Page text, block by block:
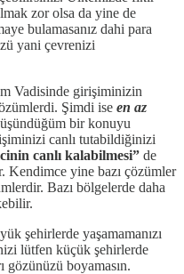
zor olsa da yine de
bulamasanız dahi para
yani çevrenizi
Vadisinde girişiminizin
Şimdi ise en az
bir konuyu
canlı tutabildiğinizi
canlı kalabilmesi” de
yine bazı çözümler
Bazı bölgelerde daha
şehirlerde yaşamamanızı
lütfen küçük şehirlerde
gözünüzü boyamasın.